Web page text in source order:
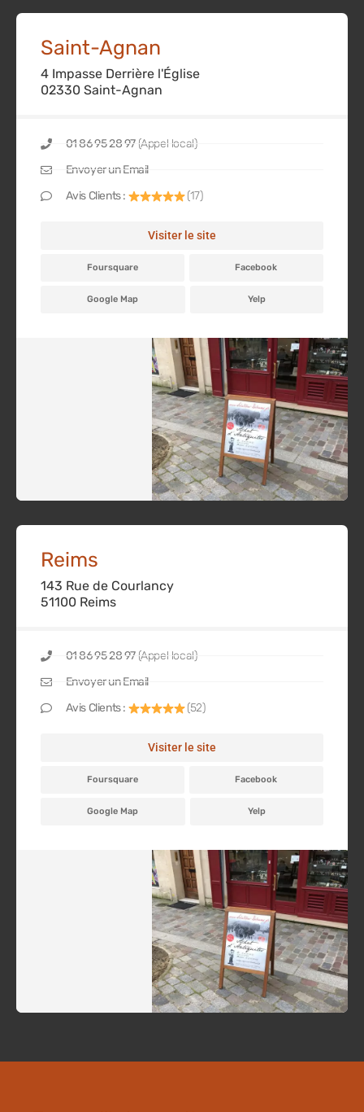
Saint-Agnan
4 Impasse Derrière l'Église
02330 Saint-Agnan
01 86 95 28 97 (Appel local)
Envoyer un Email
Avis Clients :
(17)
Visiter le site
Foursquare Facebook
Google Map Yelp
Reims
143 Rue de Courlancy
51100 Reims
01 86 95 28 97 (Appel local)
Envoyer un Email
Avis Clients :
(52)
Visiter le site
Foursquare Facebook
Google Map Yelp